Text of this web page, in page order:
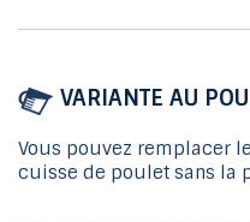
VARIANTE AU
Vous pouvez remplacer
cuisse de poulet sans la